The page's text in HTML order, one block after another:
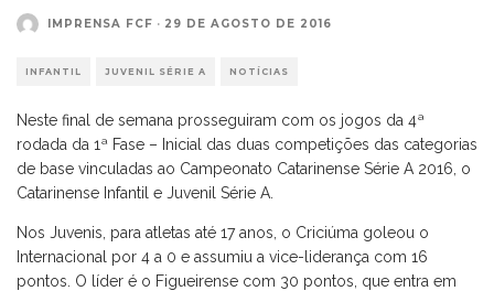
IMPRENSA FCF · 29 DE AGOSTO DE 2016
INFANTIL JUVENIL SÉRIE A NOTÍCIAS
Neste final de semana prosseguiram com os jogos da 4ª
rodada da 1ª Fase – Inicial das duas competições das categorias
de base vinculadas ao Campeonato Catarinense Série A 2016, o
Catarinense Infantil e Juvenil Série A.
Nos Juvenis, para atletas até 17 anos, o Criciúma goleou o
Internacional por 4 a 0 e assumiu a vice-liderança com 16
pontos. O líder é o Figueirense com 30 pontos, que entra em